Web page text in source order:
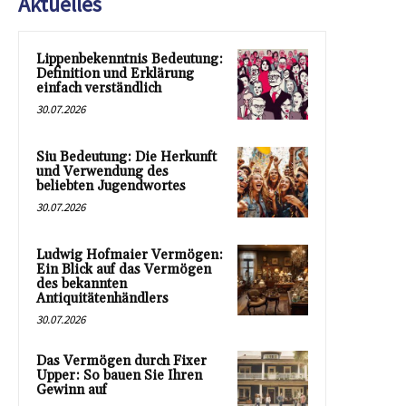
Lippenbekenntnis Bedeutung:
Definition und Erklärung
einfach verständlich
30.07.2026
Siu Bedeutung: Die Herkunft
und Verwendung des
beliebten Jugendwortes
30.07.2026
Ludwig Hofmaier Vermögen:
Ein Blick auf das Vermögen
des bekannten
Antiquitätenhändlers
30.07.2026
Das Vermögen durch Fixer
Upper: So bauen Sie Ihren
Gewinn auf